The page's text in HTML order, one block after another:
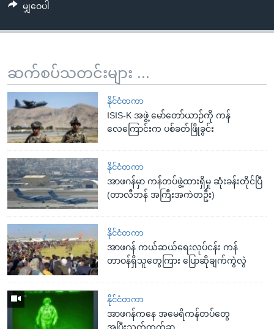
မျှဝေပါ
ဆက်စပ်သတင်းများ ...
နိုင်ငံတကာ
ISIS-K အဖွဲ့ မော်တော်ယာဉ်ကို ကန်
လေကြောင်းက ပစ်ခတ်ဖြိုခွင်း
နိုင်ငံတကာ
အာဖဂန်မှာ ကန်တပ်ဖွဲ့ထားရှိမှု ဆုံးခန်းတိုင်ပြီ
(တာလီဘန် အကြီးအကဲတဦး)
နိုင်ငံတကာ
အာဖဂန် ကယ်ဆယ်ရေးလုပ်ငန်း ကန်
တာဝန်ရှိသူတွေကြား ပြောဆိုချက်ကွဲလွဲ
နိုင်ငံတကာ
အာဖဂန်ကနေ အမေရိကန်တပ်တွေ